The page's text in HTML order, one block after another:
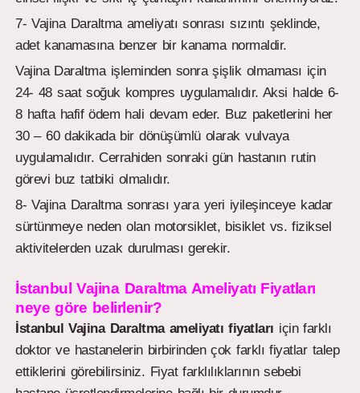
7- Vajina Daraltma ameliyatı sonrası sızıntı şeklinde,
adet kanamasına benzer bir kanama normaldir.
Vajina Daraltma işleminden sonra şişlik olmaması için
24- 48 saat soğuk kompres uygulamalıdır. Aksi halde 6-
8 hafta hafif ödem hali devam eder. Buz paketlerini her
30 – 60 dakikada bir dönüşümlü olarak vulvaya
uygulamalıdır. Cerrahiden sonraki gün hastanın rutin
görevi buz tatbiki olmalıdır.
8- Vajina Daraltma sonrası yara yeri iyileşinceye kadar
sürtünmeye neden olan motorsiklet, bisiklet vs. fiziksel
aktivitelerden uzak durulması gerekir.
İstanbul Vajina Daraltma Ameliyatı Fiyatları
neye göre belirlenir?
İstanbul Vajina Daraltma ameliyatı fiyatları için farklı
doktor ve hastanelerin birbirinden çok farklı fiyatlar talep
ettiklerini görebilirsiniz. Fiyat farklılıklarının sebebi